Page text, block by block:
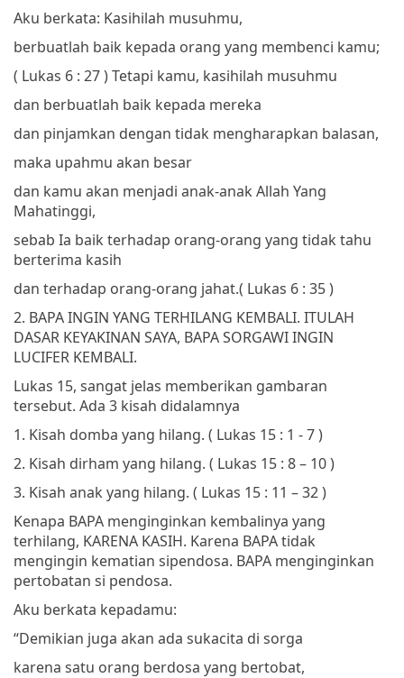
Aku berkata: Kasihilah musuhmu,
berbuatlah baik kepada orang yang membenci kamu;
( Lukas 6 : 27 )Tetapi kamu, kasihilah musuhmu
dan berbuatlah baik kepada mereka
dan pinjamkan dengan tidak mengharapkan balasan,
maka upahmu akan besar
dan kamu akan menjadi anak-anak Allah Yang
Mahatinggi,
sebab Ia baik terhadap orang-orang yang tidak tahu
berterima kasih
dan terhadap orang-orang jahat.( Lukas 6 : 35 )
2. BAPA INGIN YANG TERHILANG KEMBALI. ITULAH
DASAR KEYAKINAN SAYA, BAPA SORGAWI INGIN
LUCIFER KEMBALI.
Lukas 15, sangat jelas memberikan gambaran
tersebut. Ada 3 kisah didalamnya
1. Kisah domba yang hilang. ( Lukas 15 : 1 - 7 )
2. Kisah dirham yang hilang. ( Lukas 15 : 8 – 10 )
3. Kisah anak yang hilang. ( Lukas 15 : 11 – 32 )
Kenapa BAPA menginginkan kembalinya yang
terhilang, KARENA KASIH. Karena BAPA tidak
mengingin kematian sipendosa. BAPA menginginkan
pertobatan si pendosa.
Aku berkata kepadamu:
“Demikian juga akan ada sukacita di sorga
karena satu orang berdosa yang bertobat,